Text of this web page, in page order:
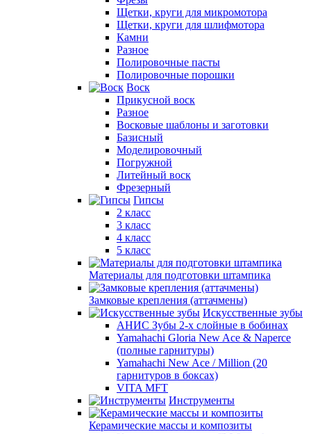
Щетки, круги для микромотора
Щетки, круги для шлифмотора
Камни
Разное
Полировочные пасты
Полировочные порошки
Воск
Прикусной воск
Разное
Восковые шаблоны и заготовки
Базисный
Моделировочный
Погружной
Литейный воск
Фрезерный
Гипсы
2 класс
3 класс
4 класс
5 класс
Материалы для подготовки штампика
Замковые крепления (аттачмены)
Искусственные зубы
АНИС Зубы 2-х слойные в бобинах
Yamahachi Gloria New Ace & Naperce
(полные гарнитуры)
Yamahachi New Ace / Million (20
гарнитуров в боксах)
VITA MFT
Инструменты
Керамические массы и композиты